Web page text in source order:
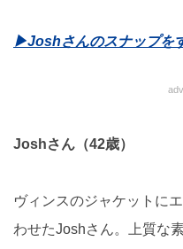
▶︎Joshさんのスナップを
Joshさん（42歳）
ヴィンスのジャケットに
わせたJoshさん。上質な